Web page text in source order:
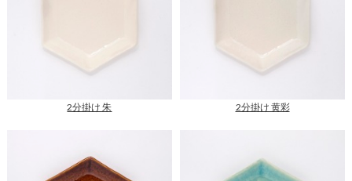
2分掛け 朱 2分掛け 黄彩